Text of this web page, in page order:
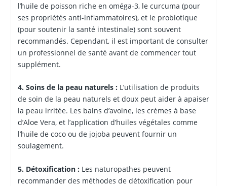
l’huile de poisson riche en oméga-3, le curcuma (pour
ses propriétés anti-inflammatoires), et le probiotique
(pour soutenir la santé intestinale) sont souvent
recommandés. Cependant, il est important de consulter
un professionnel de santé avant de commencer tout
supplément.
4. Soins de la peau naturels :L’utilisation de produits
de soin de la peau naturels et doux peut aider à apaiser
la peau irritée. Les bains d’avoine, les crèmes à base
d’Aloe Vera, et l’application d’huiles végétales comme
l’huile de coco ou de jojoba peuvent fournir un
soulagement.
5. Détoxification :Les naturopathes peuvent
recommander des méthodes de détoxification pour